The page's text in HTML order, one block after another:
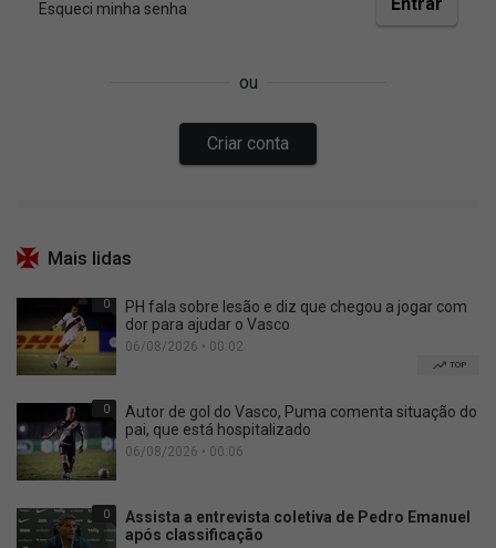
Mais lidas
0
PH fala sobre lesão e diz que chegou a jogar com
dor para ajudar o Vasco
06/08/2026 • 00:02
TOP
0
Autor de gol do Vasco, Puma comenta situação do
pai, que está hospitalizado
06/08/2026 • 00:06
0
Assista a entrevista coletiva de Pedro Emanuel
após classificação